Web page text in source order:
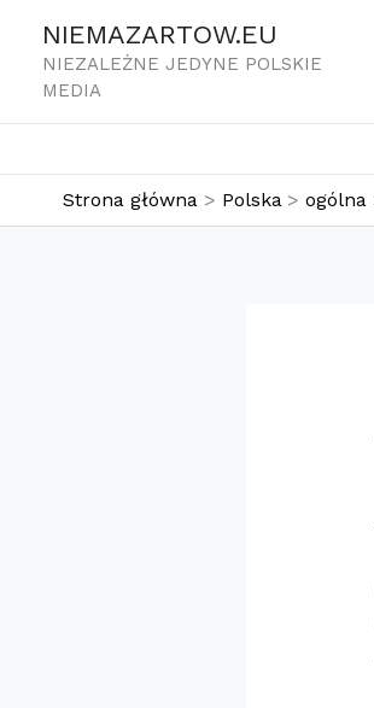
treści
NIEMAZARTOW.EU
NIEZALEŻNE JEDYNE POLSKIE
MEDIA
Strona główna Polska ogólna